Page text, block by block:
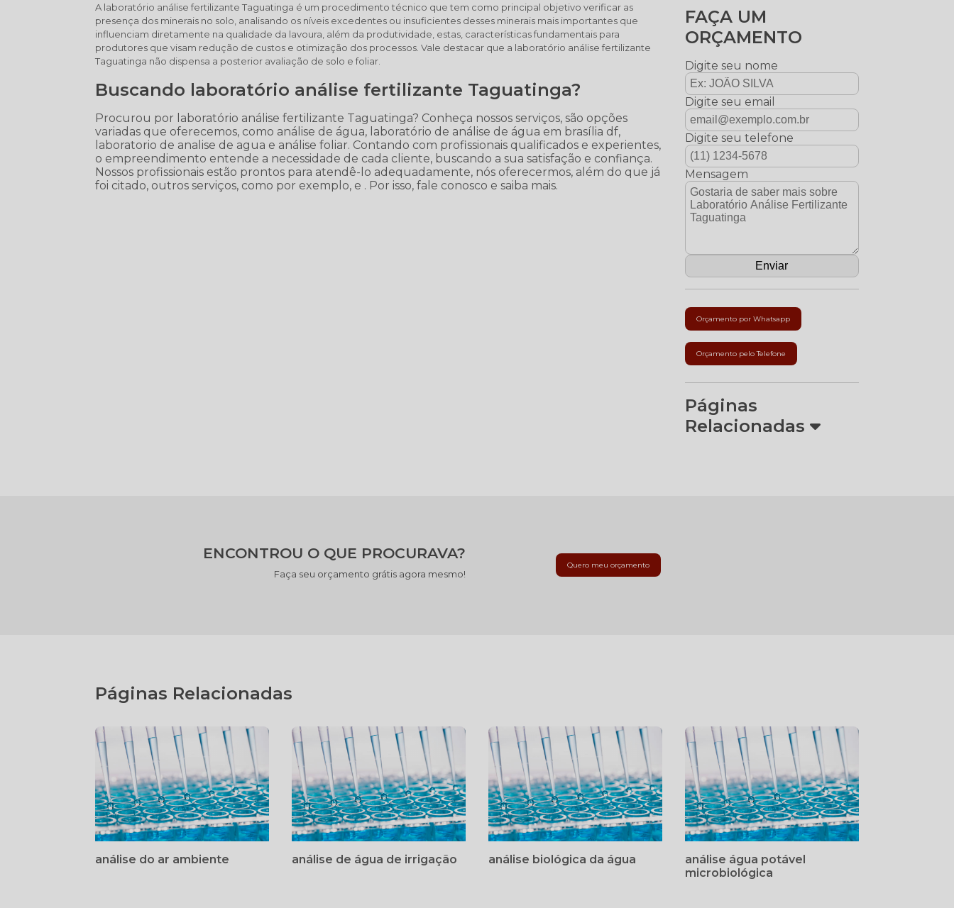
A laboratório análise fertilizante Taguatinga é um procedimento técnico que tem como principal objetivo verificar as
presença dos minerais no solo, analisando os níveis excedentes ou insuficientes desses minerais mais importantes que
influenciam diretamente na qualidade da lavoura, além da produtividade, estas, características fundamentais para
produtores que visam redução de custos e otimização dos processos. Vale destacar que a laboratório análise fertilizante
Taguatinga não dispensa a posterior avaliação de solo e foliar.
Buscando laboratório análise fertilizante Taguatinga?
Procurou por laboratório análise fertilizante Taguatinga? Conheça nossos serviços, são opções
variadas que oferecemos, como análise de água, laboratório de análise de água em brasília df,
laboratorio de analise de agua e análise foliar. Contando com profissionais qualificados e experientes,
o empreendimento entende a necessidade de cada cliente, buscando a sua satisfação e confiança.
Nossos profissionais estão prontos para atendê-lo adequadamente, nós oferecermos, além do que já
foi citado, outros serviços, como por exemplo, e . Por isso, fale conosco e saiba mais.
FAÇA UM
ORÇAMENTO
Digite seu nome
Digite seu email
Digite seu telefone
Mensagem
Orçamento por Whatsapp
Orçamento pelo Telefone
Páginas
Relacionadas
ENCONTROU O QUE PROCURAVA?
Faça seu orçamento grátis agora mesmo!
Quero meu orçamento
Páginas Relacionadas
análise do ar ambiente análise de água de irrigação análise biológica da água
análise água potável
microbiológica